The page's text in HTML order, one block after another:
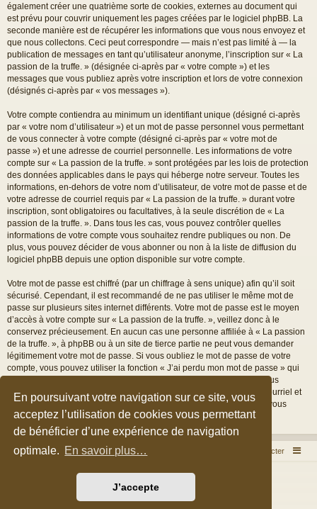
En poursuivant votre navigation sur ce site, vous
acceptez l’utilisation de cookies vous permettant
de bénéficier d’une expérience de navigation
optimale. En savoir plus…
J’accepte
également créer une quatrième sorte de cookies, externes au document qui
est prévu pour couvrir uniquement les pages créées par le logiciel phpBB. La
seconde manière est de récupérer les informations que vous nous envoyez et
que nous collectons. Ceci peut correspondre — mais n’est pas limité à — la
publication de messages en tant qu’utilisateur anonyme, l’inscription sur « La
passion de la truffe. » (désignée ci-après par « votre compte ») et les
messages que vous publiez après votre inscription et lors de votre connexion
(désignés ci-après par « vos messages »).
Votre compte contiendra au minimum un identifiant unique (désigné ci-après
par « votre nom d’utilisateur ») et un mot de passe personnel vous permettant
de vous connecter à votre compte (désigné ci-après par « votre mot de
passe ») et une adresse de courriel personnelle. Les informations de votre
compte sur « La passion de la truffe. » sont protégées par les lois de protection
des données applicables dans le pays qui héberge notre serveur. Toutes les
informations, en-dehors de votre nom d’utilisateur, de votre mot de passe et de
votre adresse de courriel requis par « La passion de la truffe. » durant votre
inscription, sont obligatoires ou facultatives, à la seule discrétion de « La
passion de la truffe. ». Dans tous les cas, vous pouvez contrôler quelles
informations de votre compte vous souhaitez rendre publiques ou non. De
plus, vous pouvez décider de vous abonner ou non à la liste de diffusion du
logiciel phpBB depuis une option disponible sur votre compte.
Votre mot de passe est chiffré (par un chiffrage à sens unique) afin qu’il soit
sécurisé. Cependant, il est recommandé de ne pas utiliser le même mot de
passe sur plusieurs sites internet différents. Votre mot de passe est le moyen
d’accès à votre compte sur « La passion de la truffe. », veillez donc à le
conservez précieusement. En aucun cas une personne affiliée à « La passion
de la truffe. », à phpBB ou à un site de tierce partie ne peut vous demander
légitimement votre mot de passe. Si vous oubliez le mot de passe de votre
compte, vous pouvez utiliser la fonction « J’ai perdu mon mot de passe » qui
est proposée par défaut sur le logiciel phpBB. Cette fonctionnalité vous
demandera de spécifier votre nom d’utilisateur et votre adresse de courriel et
le logiciel phpBB générera alors un nouveau mot de passe afin que vous
puissiez reprendre le contrôle de votre compte.
Accueil du forum Nous contacter
Développé parphpBB® Forum Software © phpBB Limited
Style parArty
©